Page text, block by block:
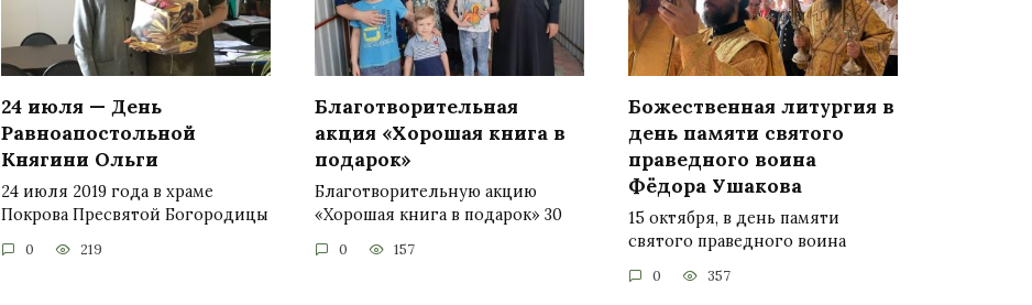
24 июля — День
Равноапостольной
Княгини Ольги
24 июля 2019 года в храме
Покрова Пресвятой Богородицы
0 219
Благотворительная
акция «Хорошая книга в
подарок»
Благотворительную акцию
«Хорошая книга в подарок» 30
0 157
Божественная литургия в
день памяти святого
праведного воина
Фёдора Ушакова
15 октября, в день памяти
святого праведного воина
0 357